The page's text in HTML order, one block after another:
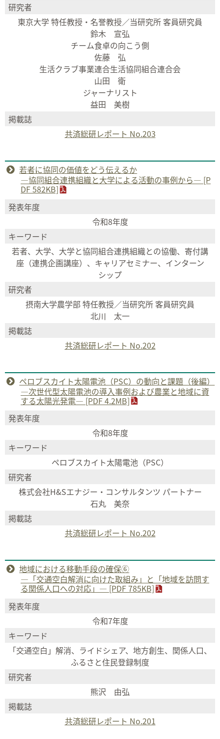
研究者
東京大学 特任教授・名誉教授／当研究所 客員研究員
鈴木 宣弘
チーム食卓の向こう側
佐藤 弘
生活クラブ事業連合生活協同組合連合会
山田 衛
ジャーナリスト
益田 美樹
掲載誌
共済総研レポート No.203
若者に協同の価値をどう伝えるか
―協同組合連携組織と大学による活動の事例から― [P
DF 582KB]
発表年度
令和8年度
キーワード
若者、大学、大学と協同組合連携組織との協働、寄付講
座（連携企画講座）、キャリアセミナー、インターン
シップ
研究者
摂南大学農学部 特任教授／当研究所 客員研究員
北川 太一
掲載誌
共済総研レポート No.202
ペロブスカイト太陽電池（PSC）の動向と課題（後編）
―次世代型太陽電池の導入事例および農業と地域に資
する太陽光発電― [PDF 4.2MB]
発表年度
令和8年度
キーワード
ペロブスカイト太陽電池（PSC）
研究者
株式会社H&Sエナジー・コンサルタンツ パートナー
石丸 美奈
掲載誌
共済総研レポート No.202
地域における移動手段の確保⑥
―「交通空白解消に向けた取組み」と「地域を訪問す
る関係人口への対応」― [PDF 785KB]
発表年度
令和7年度
キーワード
「交通空白」解消、ライドシェア、地方創生、関係人口、
ふるさと住民登録制度
研究者
熊沢 由弘
掲載誌
共済総研レポート No.201